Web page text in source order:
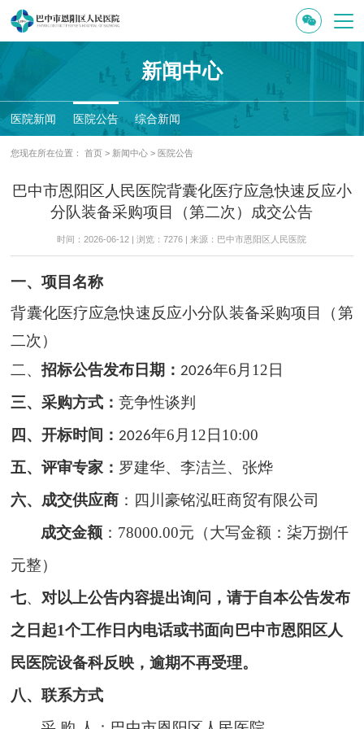
新闻中心
医院新闻 医院公告 综合新闻
您现在所在位置：首页 > 新闻中心 > 医院公告
巴中市恩阳区人民医院背囊化医疗应急快速反应小
分队装备采购项目（第二次）成交公告
时间：2026-06-12 | 浏览：7276 | 来源：巴中市恩阳区人民医院
一、项目名称
背囊化医疗应急快速反应小分队装备采购项目（第
二次）
二、招标公告发布日期 ： 2026年6 月 12日
三、采购方式 ：竞争性谈判
四、开标时间： 2026年6 月 12日10:00
五、评审专家： 罗建华、李洁兰、张烨
六、成交供应商 ：四川豪铭泓旺商贸有限公司
成交金额 ： 78000.00元（大写金额：柒万捌仟
元整）
七、 对以上公告内容提出询问 ，请于自本公告发布
之日起1个工作日内电话或书面向巴中市恩阳区人
民医院设备科反映 ，逾期不再受理。
八、联系方式